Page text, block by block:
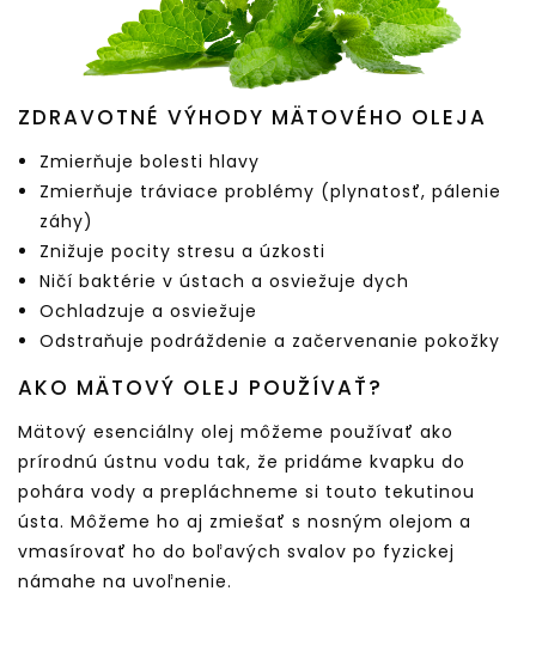
ZDRAVOTNÉ VÝHODY MÄTOVÉHO OLEJA
Zmierňuje bolesti hlavy
Zmierňuje tráviace problémy (plynatosť, pálenie
záhy)
Znižuje pocity stresu a úzkosti
Ničí baktérie v ústach a osviežuje dych
Ochladzuje a osviežuje
Odstraňuje podráždenie a začervenanie pokožky
AKO MÄTOVÝ OLEJ POUŽÍVAŤ?
Mätový esenciálny olej môžeme používať ako
prírodnú ústnu vodu tak, že pridáme kvapku do
pohára vody a prepláchneme si touto tekutinou
ústa. Môžeme ho aj zmiešať s nosným olejom a
vmasírovať ho do boľavých svalov po fyzickej
námahe na uvoľnenie.